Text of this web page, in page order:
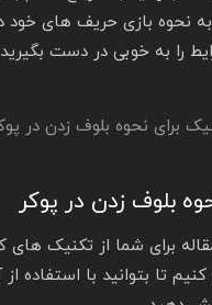
نحوه بازی حریف های خود
را به خوبی در دست
برای شما از تکنیک های
تا بتوانید با استفاده